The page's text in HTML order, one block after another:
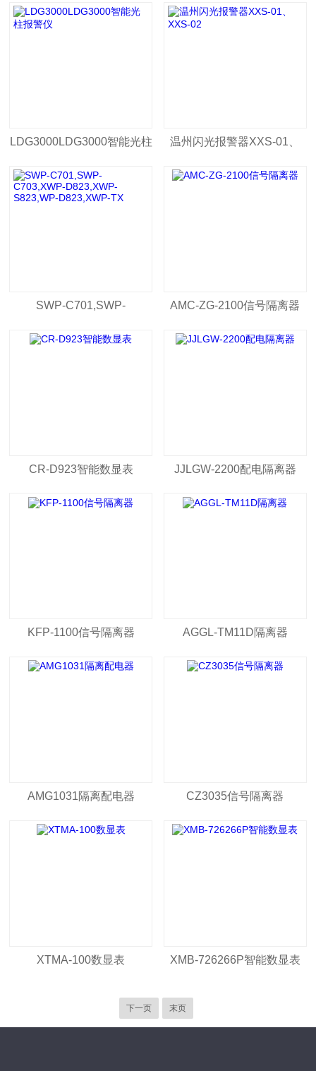
入二出信号隔离器XWP- 智能手操器
LDG3000LDG3000智能光柱 温州闪光报警器XXS-01、
XXS-02
SWP-C701,SWP-
C703,XWP-D823,XWP-
AMC-ZG-2100信号隔离器
CR-D923智能数显表 JJLGW-2200配电隔离器
KFP-1100信号隔离器 AGGL-TM11D隔离器
AMG1031隔离配电器 CZ3035信号隔离器
XTMA-100数显表 XMB-726266P智能数显表
下一页 末页